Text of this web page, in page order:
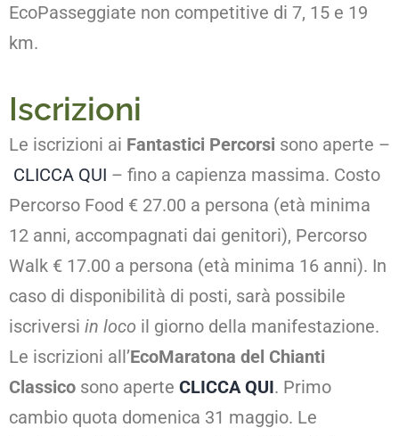
EcoPasseggiate non competitive di 7, 15 e 19
km.
Iscrizioni
Le iscrizioni ai Fantastici Percorsi sono aperte –
CLICCA QUI – fino a capienza massima. Costo
Percorso Food € 27.00 a persona (età minima
12 anni, accompagnati dai genitori), Percorso
Walk € 17.00 a persona (età minima 16 anni). In
caso di disponibilità di posti, sarà possibile
iscriversi in loco il giorno della manifestazione.
Le iscrizioni all’EcoMaratona del Chianti
Classico sono aperte CLICCA QUI. Primo
cambio quota domenica 31 maggio. Le